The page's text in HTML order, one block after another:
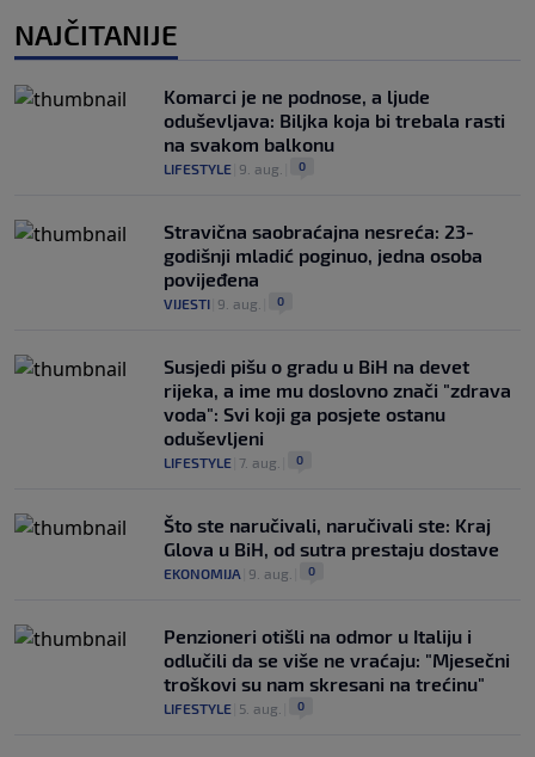
NAJČITANIJE
Komarci je ne podnose, a ljude
oduševljava: Biljka koja bi trebala rasti
na svakom balkonu
LIFESTYLE 9. aug. 0
Stravična saobraćajna nesreća: 23-
godišnji mladić poginuo, jedna osoba
povijeđena
VIJESTI 9. aug. 0
Susjedi pišu o gradu u BiH na devet
rijeka, a ime mu doslovno znači "zdrava
voda": Svi koji ga posjete ostanu
oduševljeni
LIFESTYLE 7. aug. 0
Što ste naručivali, naručivali ste: Kraj
Glova u BiH, od sutra prestaju dostave
EKONOMIJA 9. aug. 0
Penzioneri otišli na odmor u Italiju i
odlučili da se više ne vraćaju: "Mjesečni
troškovi su nam skresani na trećinu"
LIFESTYLE 5. aug. 0